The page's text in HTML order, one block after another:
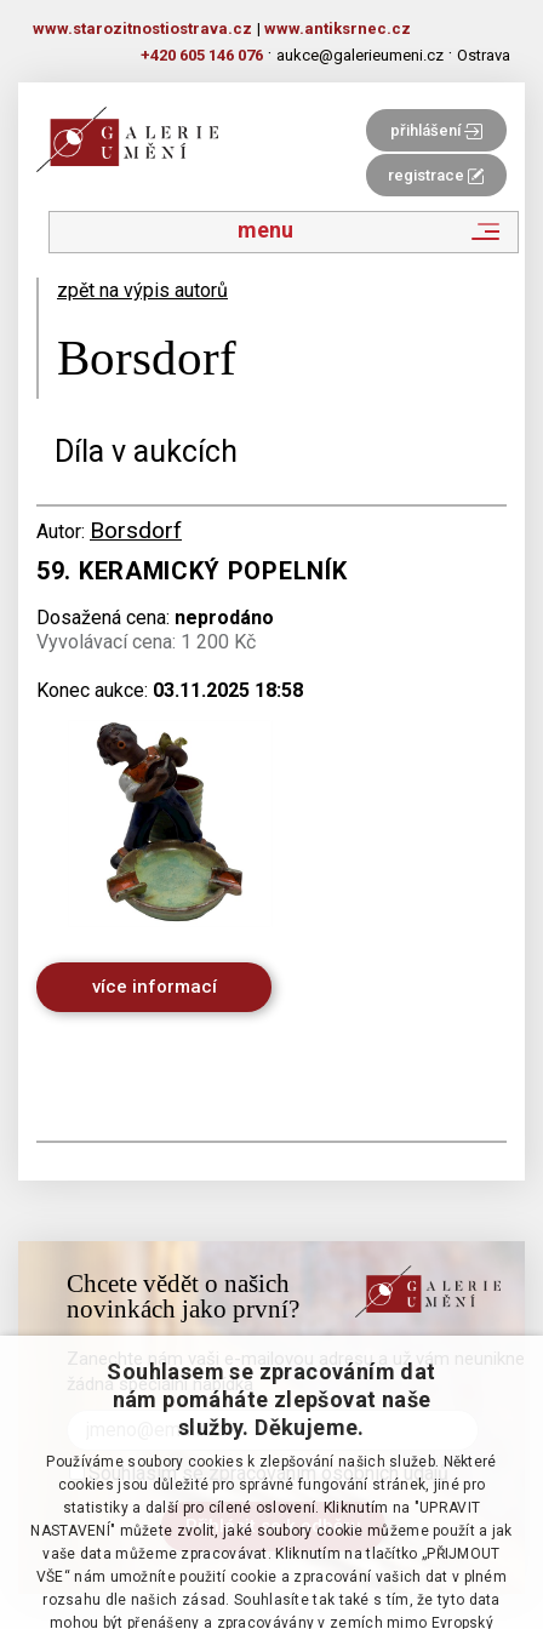
www.starozitnostiostrava.cz | www.antiksrnec.cz
+420 605 146 076 · aukce@galerieumeni.cz · Ostrava
přihlášení
registrace
menu
zpět na výpis autorů
Borsdorf
Díla v aukcích
Autor: Borsdorf
59. KERAMICKÝ POPELNÍK
Dosažená cena: neprodáno
Vyvolávací cena: 1 200 Kč
Konec aukce: 03.11.2025 18:58
více informací
Chcete vědět o našich
novinkách jako první?
Zanechte nám vaši e-mailovou adresu a už vám neunikne
žádná speciální nabídka
Souhlasím se zpracováním osobních údajů
Souhlasem se zpracováním dat
nám pomáháte zlepšovat naše
služby. Děkujeme.
Používáme soubory cookies k zlepšování našich služeb. Některé
cookies jsou důležité pro správné fungování stránek, jiné pro
statistiky a další pro cílené oslovení. Kliknutím na "UPRAVIT
NASTAVENÍ" můžete zvolit, jaké soubory cookie můžeme použít a jak
vaše data můžeme zpracovávat. Kliknutím na tlačítko „PŘIJMOUT
VŠE“ nám umožníte použití cookie a zpracování vašich dat v plném
rozsahu dle našich zásad. Souhlasíte tak také s tím, že tyto data
mohou být přenášeny a zpracovávány v zemích mimo Evropský